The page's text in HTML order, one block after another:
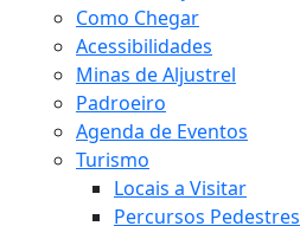
Como Chegar
Acessibilidades
Minas de Aljustrel
Padroeiro
Agenda de Eventos
Turismo
Locais a Visitar
Percursos Pedestres